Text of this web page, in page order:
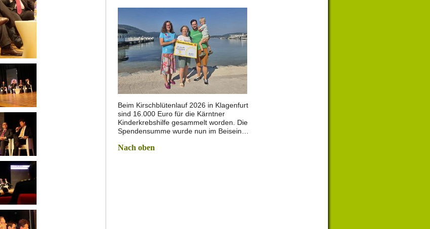
Beim Kirschblütenlauf 2026 in Klagenfurt
sind 16.000 Euro für die Kärntner
Kinderkrebshilfe gesammelt worden. Die
Spendensumme wurde nun im Beisein…
Nach oben